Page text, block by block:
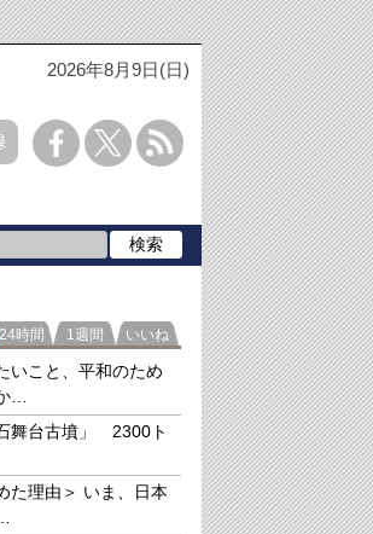
2026年8月9日(日)
ランキング
24時間 1週間 いいね
いこと、平和のため
…
舞台古墳」 2300ト
た理由＞ いま、日本